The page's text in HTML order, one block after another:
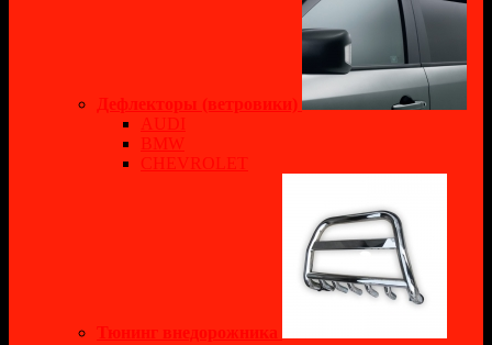
Дефлекторы (ветровики)
AUDI
BMW
CHEVROLET
Тюнинг внедорожника